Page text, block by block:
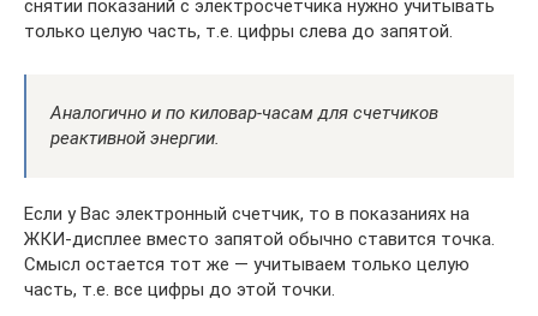
снятии показаний с электросчетчика нужно учитывать
только целую часть, т.е. цифры слева до запятой.
Аналогично и по киловар-часам для счетчиков
реактивной энергии.
Если у Вас электронный счетчик, то в показаниях на
ЖКИ-дисплее вместо запятой обычно ставится точка.
Смысл остается тот же — учитываем только целую
часть, т.е. все цифры до этой точки.